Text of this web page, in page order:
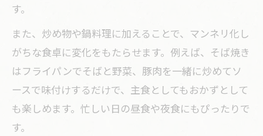
す。
また、炒め物や鍋料理に加えることで、マンネリ化し
がちな食卓に変化をもたらせます。例えば、そば焼き
はフライパンでそばと野菜、豚肉を一緒に炒めてソ
ースで味付けするだけで、主食としてもおかずとして
も楽しめます。忙しい日の昼食や夜食にもぴったりで
す。